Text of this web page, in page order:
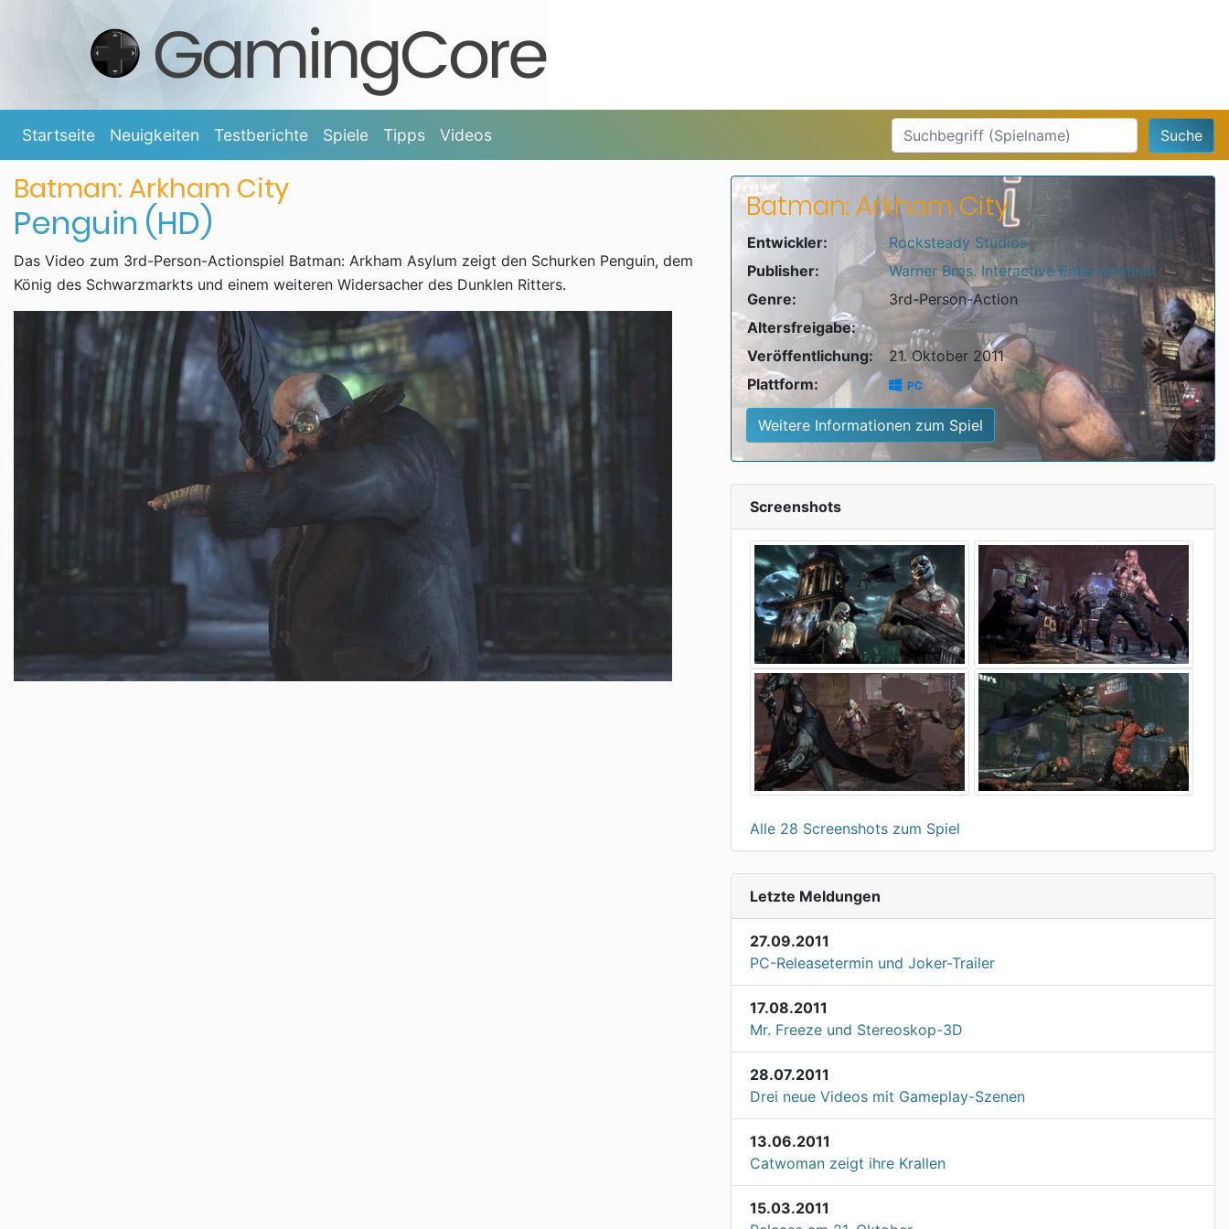
Startseite Neuigkeiten Testberichte Spiele Tipps Videos Suche
Batman: Arkham City
Penguin (HD)
Das Video zum 3rd-Person-Actionspiel Batman: Arkham Asylum zeigt den Schurken Penguin, dem
König des Schwarzmarkts und einem weiteren Widersacher des Dunklen Ritters.
Batman: Arkham City
Entwickler:
Rocksteady Studios
Publisher:
Warner Bros. Interactive Entertainment
Genre:
3rd-Person-Action
Altersfreigabe:
Veröffentlichung:
21. Oktober 2011
Plattform:
PC
Weitere Informationen zum Spiel
Screenshots
Alle 28 Screenshots zum Spiel
Letzte Meldungen
27.09.2011
PC-Releasetermin und Joker-Trailer
17.08.2011
Mr. Freeze und Stereoskop-3D
28.07.2011
Drei neue Videos mit Gameplay-Szenen
13.06.2011
Catwoman zeigt ihre Krallen
15.03.2011